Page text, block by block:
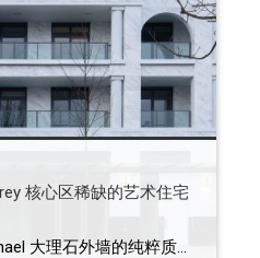
核心区稀缺的艺术住宅
温西地标新貌：Raphael 大理石外墙的纯粹质感，赋予 West 10th 街区独有的高贵气息。 Point Grey · Kitsilano · Dunbar 温西三大顶尖社区汇流，淬炼出一座住宅艺术杰作。 永恒设计的现代演绎 由 Rafii Architects 倾力构思，现代简约与传统建筑风格在此深度交融，焕发出欧式美学的独特神韵。建筑主体秉承现代设计准则，全大理石外立面辅以古典立柱与超大落地窗，视觉震撼且不失优雅。此外，精心策划的底层零售空间为街区注入了灵动活力，温情迎接每一位归家之人。 享誉全球的高尚生活方式， 温哥华的动人时刻，自此开启。 在 Raphael，置身温西生活核心，遇见自然与奢华的完美交汇。 Kitsilano、Dunbar 和 Point Grey 以其林荫掩映、风景如画的住宅区著称。在这里，穿行于静谧街道与漫步海滩同样令人心旷神怡。 Spanish Banks、温哥华市中心及 Granville Island 触手可及。遍布街区的餐饮、购物与年度节日庆典，为 West 4th、West Broadway 和 Dunbar 注入了无限生机。这里是邻里文化与社区性格的完美缩影。 项目基本信息 （updated on Feb 9, 2026) 限时优惠进行中，欢迎咨询 Ardis 垂询详情 开发商：Landa 成交年份：2025 […]